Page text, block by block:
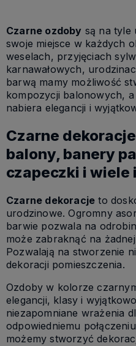
Czarne ozdoby są na tyle
swoje miejsce w każdych
weselach, przyjęciach
karnawałowych,
barwą mamy możliwość
kompozycji balonowych,
nabiera elegancji i
Czarne
balony, banery
czapeczki i wiele
Czarne dekoracje to
urodzinowe. Ogromny
barwie pozwala na
może zabraknąć na
Pozwalają na stworzenie
dekoracji pomieszczenia.
Ozdoby w kolorze
elegancji, klasy i
niezapomniane wrażenia
odpowiedniemu
możemy stworzyć